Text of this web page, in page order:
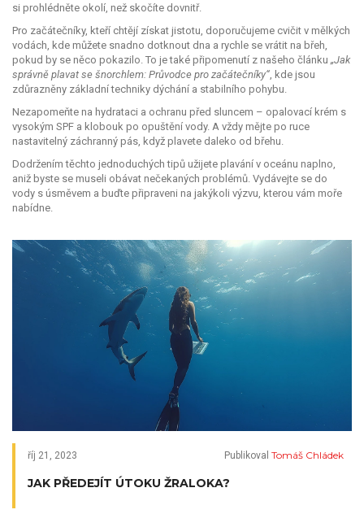
si prohlédněte okolí, než skočíte dovnitř.
Pro začátečníky, kteří chtějí získat jistotu, doporučujeme cvičit v mělkých
vodách, kde můžete snadno dotknout dna a rychle se vrátit na břeh,
pokud by se něco pokazilo. To je také připomenutí z našeho článku „Jak
správně plavat se šnorchlem: Průvodce pro začátečníky“, kde jsou
zdůrazněny základní techniky dýchání a stabilního pohybu.
Nezapomeňte na hydrataci a ochranu před sluncem – opalovací krém s
vysokým SPF a klobouk po opuštění vody. A vždy mějte po ruce
nastavitelný záchranný pás, když plavete daleko od břehu.
Dodržením těchto jednoduchých tipů užijete plavání v oceánu naplno,
aniž byste se museli obávat nečekaných problémů. Vydávejte se do
vody s úsměvem a buďte připraveni na jakýkoli výzvu, kterou vám moře
nabídne.
říj 21, 2023 Publikoval Tomáš Chládek
JAK PŘEDEJÍT ÚTOKU ŽRALOKA?